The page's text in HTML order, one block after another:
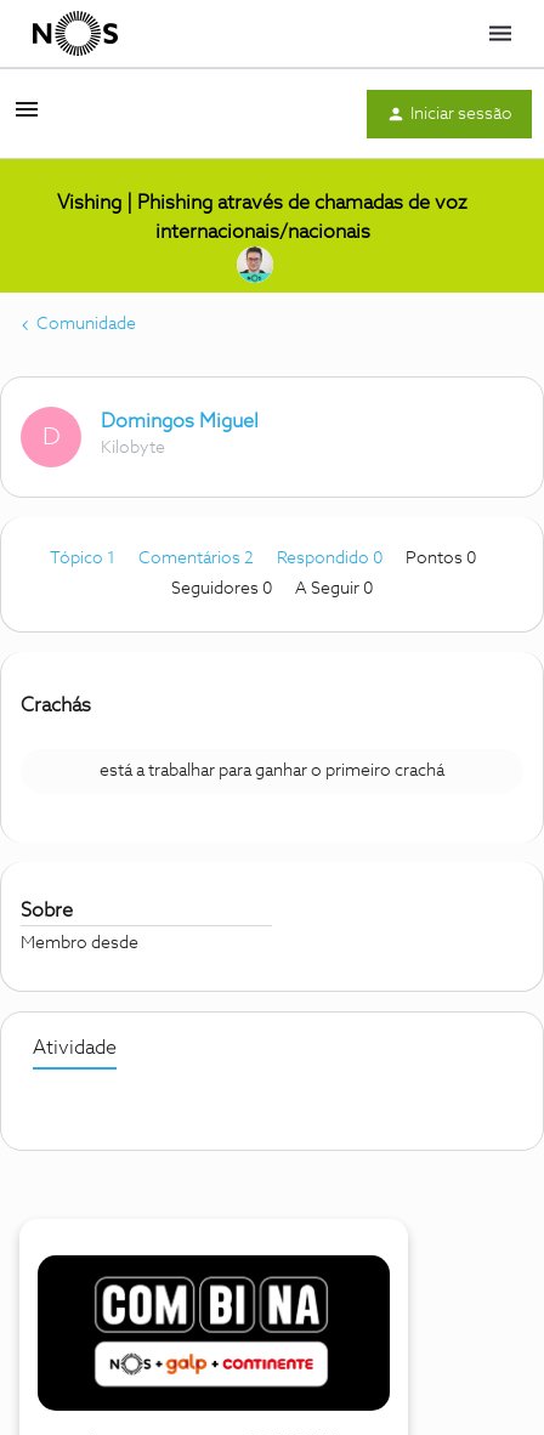
Menu
Iniciar sessão
Vishing | Phishing através de chamadas de voz
internacionais/nacionais
Comunidade
D
Domingos Miguel
Kilobyte
Tópico 1 Comentários 2 Respondido 0
Pontos 0
Seguidores 0 A Seguir 0
Crachás
está a trabalhar para ganhar o primeiro crachá
Sobre
Membro desde
Atividade